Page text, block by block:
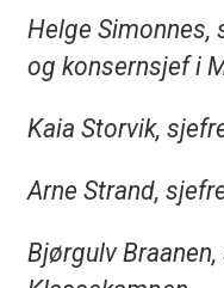
Helge Simonnes,
og konsernsjef i
Kaia Storvik,
Arne Strand,
Bjørgulv